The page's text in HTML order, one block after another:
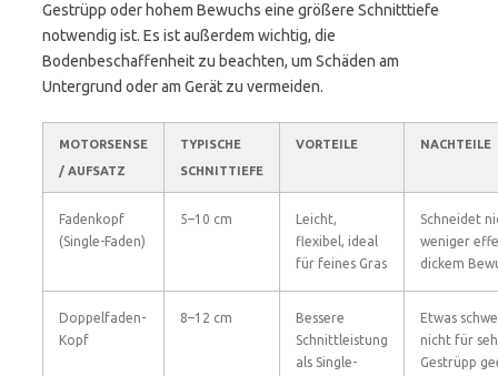
Gestrüpp oder hohem Bewuchs eine größere Schnitttiefe
notwendig ist. Es ist außerdem wichtig, die
Bodenbeschaffenheit zu beachten, um Schäden am
Untergrund oder am Gerät zu vermeiden.
MOTORSENSE
/ AUFSATZ
TYPISCHE
SCHNITTIEFE
VORTEILE NACHTEILE
Fadenkopf
(Single-Faden)
5–10 cm
Leicht,
flexibel, ideal
für feines Gras
Schneidet
weniger
dickem
Doppelfaden-
Kopf
8–12 cm
Bessere
Schnittleistung
als Single-
Etwas
nicht für
Gestrüpp